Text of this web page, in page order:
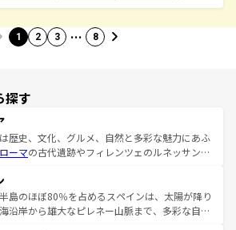
1 2 3 … 8
探す
歴史、文化、グルメ、自然と多彩な魅力にあふ
ローマの古代遺跡やフィレンツェのルネッサンス
カーナの美しい田園風景やアマルフィ海岸の絶
然景観も見逃せない。観光の合間には、本場の
タなど、絶品のイタリア料理を堪能することも
島のほぼ80％を占めるスペインは、太陽が降り
沿岸から雄大なピレネー山脈まで、多彩な自然